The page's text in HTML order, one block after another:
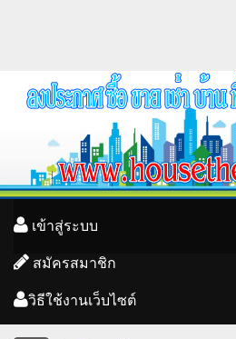
เข้าสู่ระบบ
สมัครสมาชิก
วิธีใช้งานเว็บไซต์